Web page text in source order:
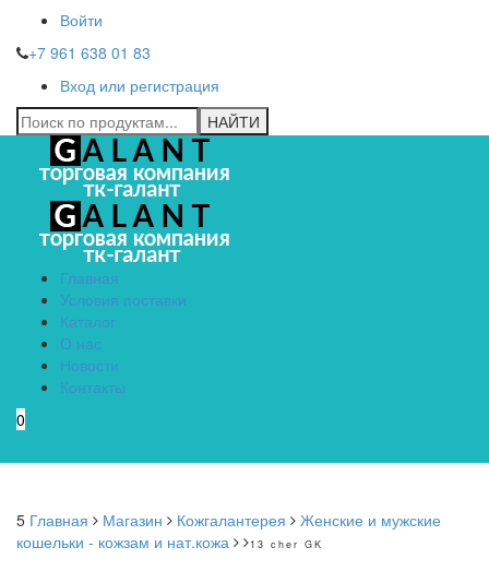
Войти
+7 961 638 01 83
Вход или регистрация
Главная
Условия поставки
Каталог
О нас
Новости
Контакты
0
5 Главная Магазин Кожгалантерея
Женские и мужские
кошельки - кожзам и нат.кожа
13 cher GK